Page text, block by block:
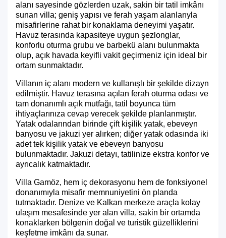
alanı sayesinde gözlerden uzak, sakin bir tatil imkânı
sunan villa; geniş yapısı ve ferah yaşam alanlarıyla
misafirlerine rahat bir konaklama deneyimi yaşatır.
Havuz terasında kapasiteye uygun şezlonglar,
konforlu oturma grubu ve barbekü alanı bulunmakta
olup, açık havada keyifli vakit geçirmeniz için ideal bir
ortam sunmaktadır.
Villanın iç alanı modern ve kullanışlı bir şekilde dizayn
edilmiştir. Havuz terasına açılan ferah oturma odası ve
tam donanımlı açık mutfağı, tatil boyunca tüm
ihtiyaçlarınıza cevap verecek şekilde planlanmıştır.
Yatak odalarından birinde çift kişilik yatak, ebeveyn
banyosu ve jakuzi yer alırken; diğer yatak odasında iki
adet tek kişilik yatak ve ebeveyn banyosu
bulunmaktadır. Jakuzi detayı, tatilinize ekstra konfor ve
ayrıcalık katmaktadır.
Villa Gamöz, hem iç dekorasyonu hem de fonksiyonel
donanımıyla misafir memnuniyetini ön planda
tutmaktadır. Denize ve Kalkan merkeze araçla kolay
ulaşım mesafesinde yer alan villa, sakin bir ortamda
konaklarken bölgenin doğal ve turistik güzelliklerini
keşfetme imkânı da sunar.